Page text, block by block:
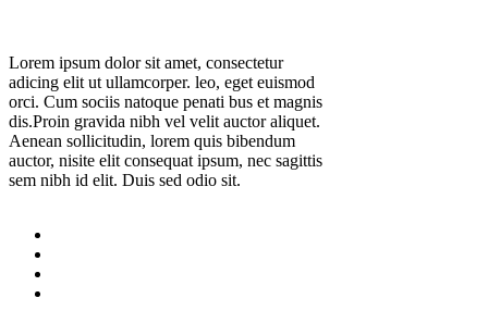
Lorem ipsum dolor sit amet, consectetur
adicing elit ut ullamcorper. leo, eget euismod
orci. Cum sociis natoque penati bus et magnis
dis.Proin gravida nibh vel velit auctor aliquet.
Aenean sollicitudin, lorem quis bibendum
auctor, nisite elit consequat ipsum, nec sagittis
sem nibh id elit. Duis sed odio sit.